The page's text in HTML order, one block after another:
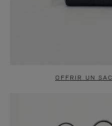
OFFRIR UN